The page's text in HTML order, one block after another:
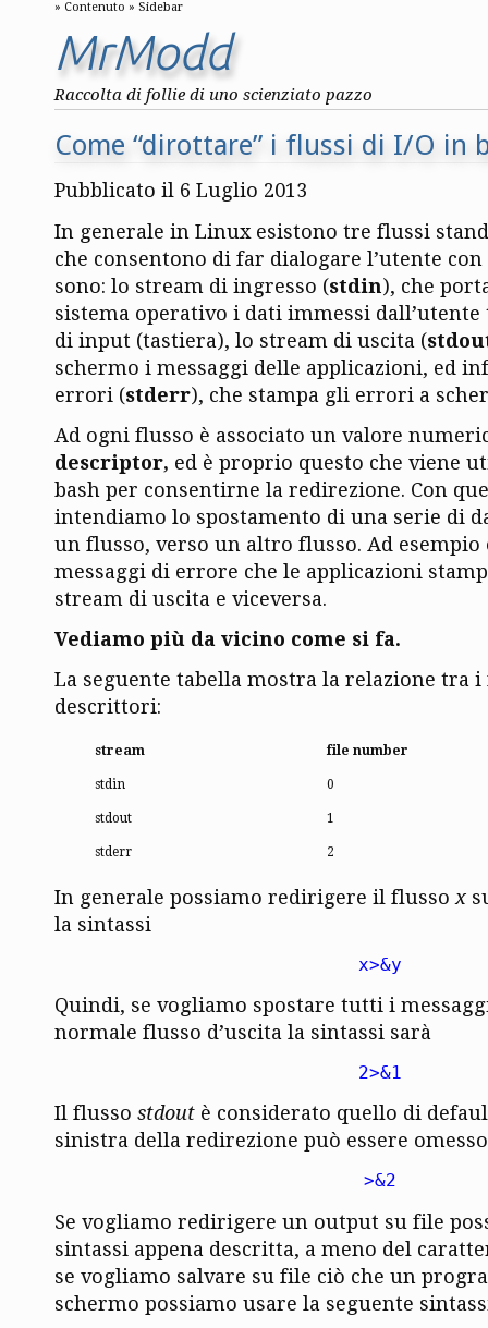
Contenuto Sidebar
MrModd
Raccolta di follie di uno scienziato pazzo
Come “dirottare” i flussi di I/O in
Pubblicato il 6 Luglio 2013
In generale in Linux esistono tre flussi
che consentono di far dialogare l’utente
sono: lo stream di ingresso (stdin), che
sistema operativo i dati immessi
di input (tastiera), lo stream di uscita (
schermo i messaggi delle applicazioni, ed
errori (stderr), che stampa gli errori a
Ad ogni flusso è associato un valore
descriptor, ed è proprio questo che viene
bash per consentirne la redirezione. Con
intendiamo lo spostamento di una serie di
un flusso, verso un altro flusso. Ad esempio
messaggi di errore che le applicazioni
stream di uscita e viceversa.
Vediamo più da vicino come si fa.
La seguente tabella mostra la relazione tra
descrittori:
stream file number
stdin 0
stdout 1
stderr 2
In generale possiamo redirigere il flusso x
la sintassi
x>&y
Quindi, se vogliamo spostare tutti i
normale flusso d’uscita la sintassi sarà
2>&1
Il flusso stdout è considerato quello di
sinistra della redirezione può essere
>&2
Se vogliamo redirigere un output su file
sintassi appena descritta, a meno del
se vogliamo salvare su file ciò che un
schermo possiamo usare la seguente